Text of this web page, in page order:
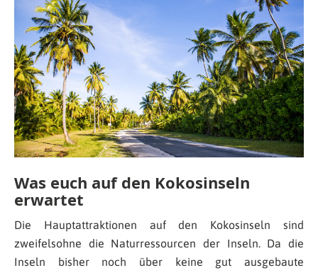
Was euch auf den Kokosinseln
erwartet
Die Hauptattraktionen auf den Kokosinseln sind
zweifelsohne die Naturressourcen der Inseln. Da die
Inseln bisher noch über keine gut ausgebaute